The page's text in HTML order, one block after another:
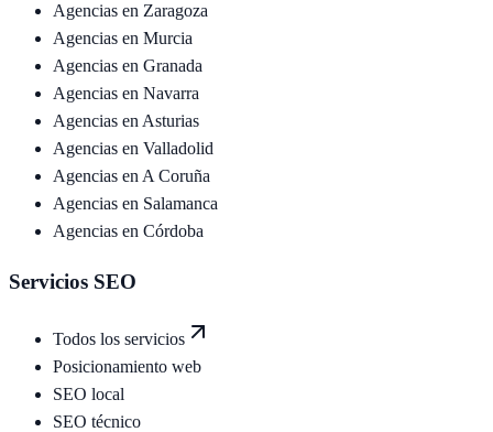
Agencias en Zaragoza
Agencias en Murcia
Agencias en Granada
Agencias en Navarra
Agencias en Asturias
Agencias en Valladolid
Agencias en A Coruña
Agencias en Salamanca
Agencias en Córdoba
Servicios SEO
Todos los servicios
Posicionamiento web
SEO local
SEO técnico